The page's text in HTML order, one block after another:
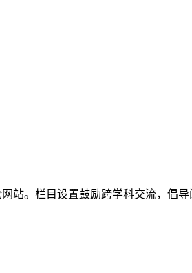
站。栏目设置鼓励跨学科交流，倡